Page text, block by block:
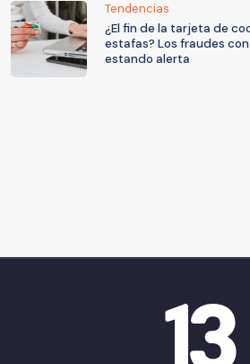
Tendencias
¿El fin de la tarjeta de
estafas? Los fraudes
estando alerta